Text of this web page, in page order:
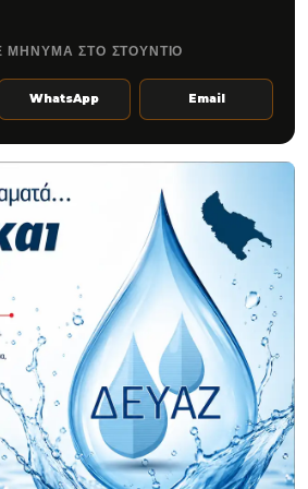
ΜΗΝΥΜΑ ΣΤΟ ΣΤΟΥΝΤΙΟ
WhatsApp Email